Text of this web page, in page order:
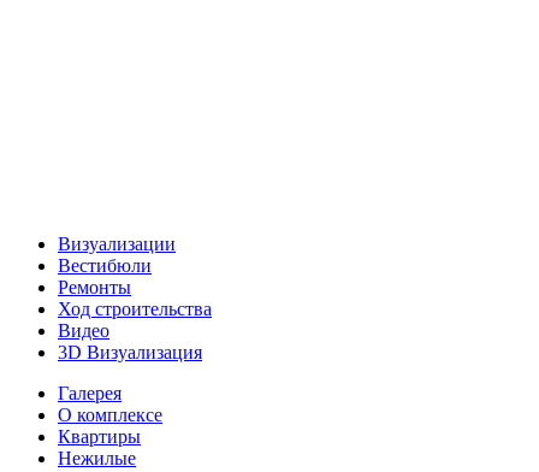
Визуализации
Вестибюли
Ремонты
Ход строительства
Видео
3D Визуализация
Галерея
О комплексе
Квартиры
Нежилые